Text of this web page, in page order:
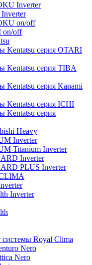
Inverter
on/off
on/off
Kentatsu серия OTARI
Kentatsu серия TIBA
Kentatsu серия Kanami
Kentatsu серия ICHI
Kentatsu серия
Heavy
Inverter
Titanium Inverter
Inverter
PLUS Inverter
Inverter
Royal Clima
Nero
Nero